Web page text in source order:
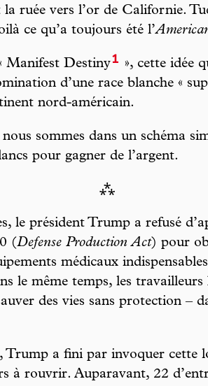
ruée vers l’or de Californie.
ce qu’a toujours été l’
Manifest Destiny1 », cette idée
d’une race blanche «
nord-américain.
sommes dans un schéma
pour gagner de l’argent.
⁂
le président Trump a refusé
(Defense Production Act) pour
médicaux
le même temps, les travailleurs
des vies sans protection –
Trump a fini par invoquer cette
à rouvrir. Auparavant, 22